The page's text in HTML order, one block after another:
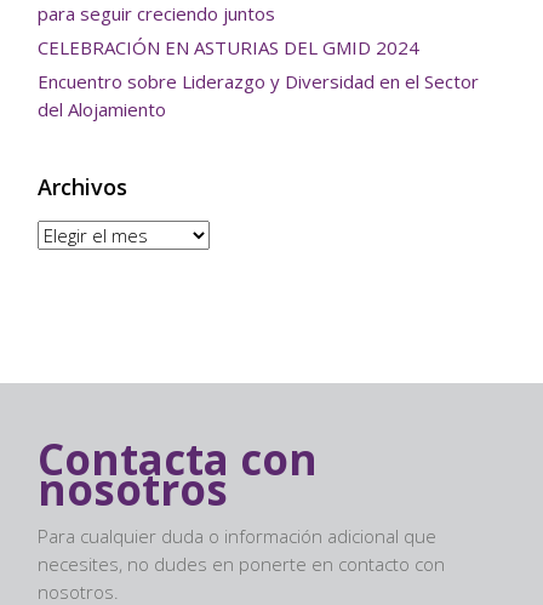
para seguir creciendo juntos
CELEBRACIÓN EN ASTURIAS DEL GMID 2024
Encuentro sobre Liderazgo y Diversidad en el Sector
del Alojamiento
Archivos
Archivos
Contacta con
nosotros
Para cualquier duda o información adicional que
necesites, no dudes en ponerte en contacto con
nosotros.